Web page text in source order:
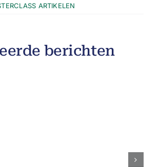
ARTIKELEN
berichten